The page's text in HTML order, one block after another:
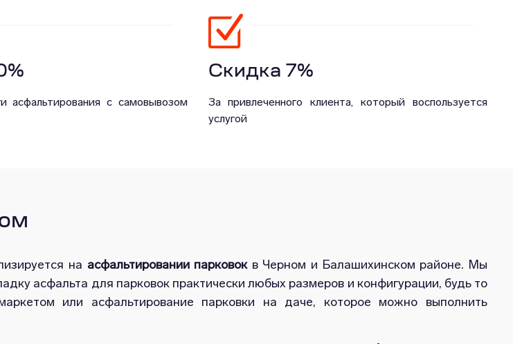
асфальтирования с самовывозом
Скидка 7%
За привлеченного клиента, который воспользуется
услугой
на асфальтировании парковокв Черном и Балашихинском районе. Мы
асфальта для парковок практически любых размеров и конфигурации, будь то
или асфальтирование парковки на даче, которое можно выполнить